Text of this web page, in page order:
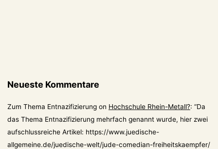
Neueste Kommentare
Zum Thema Entnazifizierung on Hochschule Rhein-Metall?: “Da
das Thema Entnazifizierung mehrfach genannt wurde, hier zwei
aufschlussreiche Artikel: https://www.juedische-
allgemeine.de/juedische-welt/jude-comedian-freiheitskaempfer/